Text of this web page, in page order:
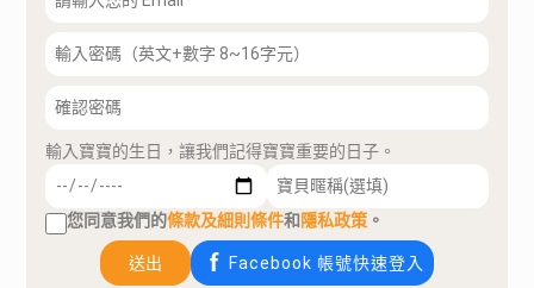
輸入寶寶的生日，讓我們記得寶寶重要的日子。
您同意我們的條款及細則條件和隱私政策 。
送出 Facebook 帳號快速登入